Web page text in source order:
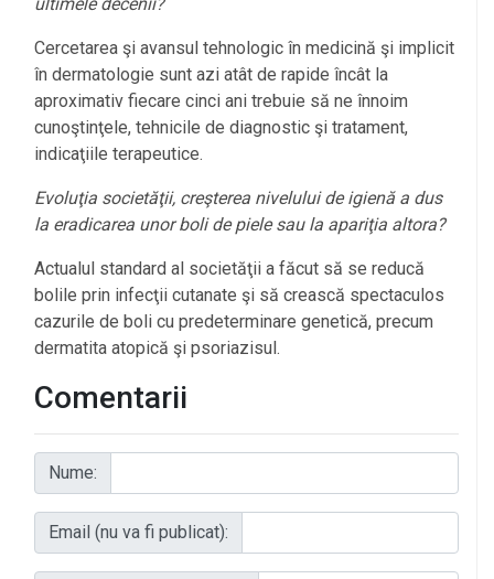
Cercetarea şi avansul tehnologic în medicină şi implicit
în dermatologie sunt azi atât de rapide încât la
aproximativ fiecare cinci ani trebuie să ne înnoim
cunoştinţele, tehnicile de diagnostic şi tratament,
indicaţiile terapeutice.
Evoluţia societăţii, creşterea nivelului de igienă a dus
la eradicarea unor boli de piele sau la apariţia altora?
Actualul standard al societăţii a făcut să se reducă
bolile prin infecţii cutanate şi să crească spectaculos
cazurile de boli cu predeterminare genetică, precum
dermatita atopică şi psoriazisul.
Comentarii
Nume:
Email (nu va fi publicat):